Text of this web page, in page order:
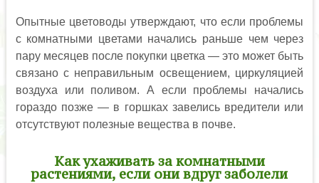
Опытные цветоводы утверждают, что если проблемы
с комнатными цветами начались раньше чем через
пару месяцев после покупки цветка — это может быть
связано с неправильным освещением, циркуляцией
воздуха или поливом. А если проблемы начались
гораздо позже — в горшках завелись вредители или
отсутствуют полезные вещества в почве.
Как ухаживать за комнатными
растениями, если они вдруг заболели